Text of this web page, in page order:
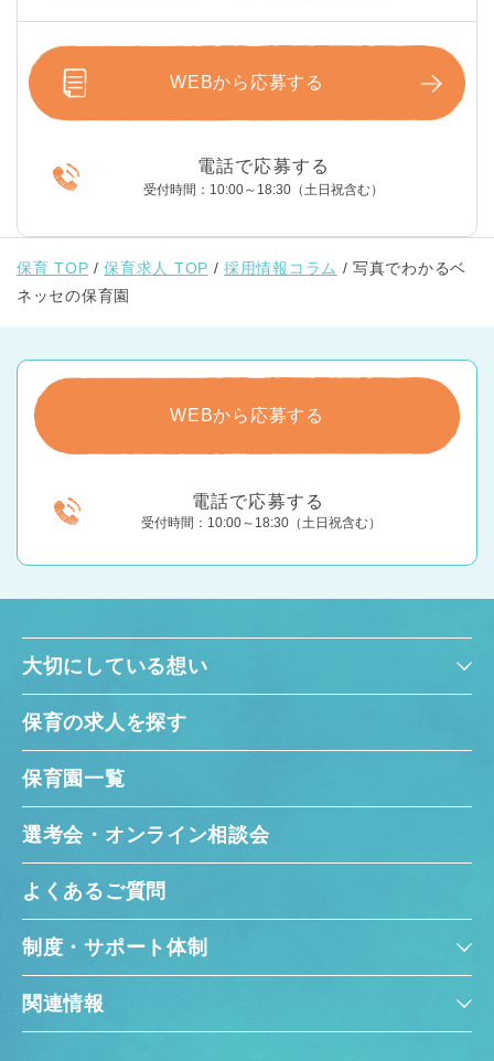
WEBから応募する
電話で応募する
受付時間：10:00～18:30（土日祝含む）
保育 TOP 保育求人 TOP 採用情報コラム
写真でわかるベ
ネッセの保育園
WEBから応募する
電話で応募する
受付時間：10:00～18:30（土日祝含む）
大切にしている想い
保育の求人を探す
保育園一覧
選考会・オンライン相談会
よくあるご質問
制度・サポート体制
関連情報